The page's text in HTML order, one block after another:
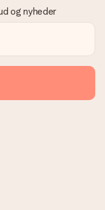
med at finde en
modtager altid
altid finde den i din
få gaven leveret
en sand
og nyheder